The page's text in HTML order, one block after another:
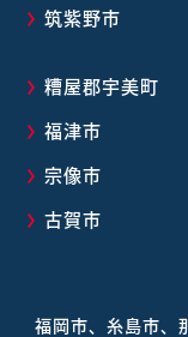
筑紫野市
糟屋郡宇美町
福津市
宗像市
古賀市
福岡市、糸島市、